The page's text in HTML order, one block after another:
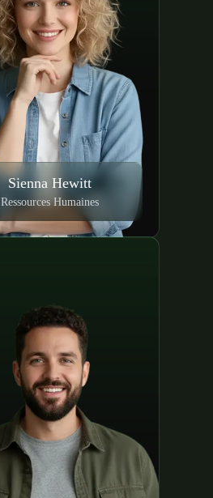
Sienna Hewitt
Ressources Humaines